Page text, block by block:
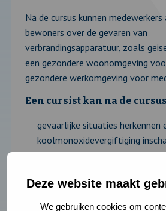
Deze website maakt
We gebruiken cookies om
Na de cursus kunnen medewerkers
bewoners over de gevaren van
verbrandingsapparatuur, zoals
een gezondere woonomgeving
gezondere werkomgeving voor
Een cursist kan na de
gevaarlijke situaties herkennen
koolmonoxidevergiftiging
advies geven over wat moet